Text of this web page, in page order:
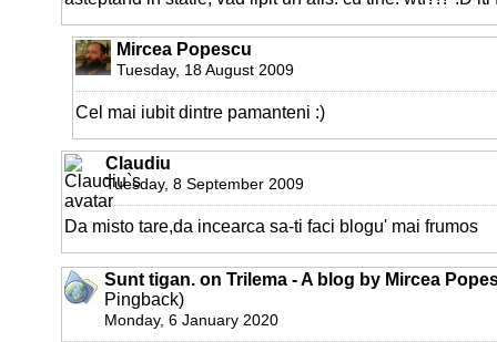
Mircea Popescu
Tuesday, 18 August 2009
Cel mai iubit dintre pamanteni :)
Claudiu
Tuesday, 8 September 2009
Da misto tare,da incearca sa-ti faci blogu' mai frumos
Sunt tigan. on Trilema - A blog by Mircea
Pingback)
Monday, 6 January 2020